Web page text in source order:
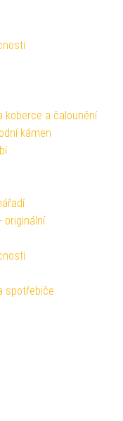
koberce a čalounění
kámen
originální
spotřebiče